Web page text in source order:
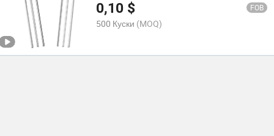
0,10 $ FOB
500 Куски (MOQ)